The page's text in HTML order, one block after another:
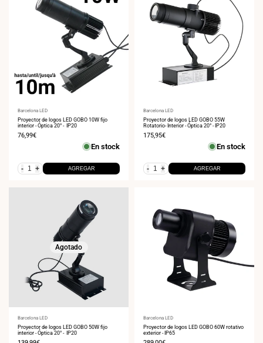
Proveedor:
Barcelona LED
Proyector de logos LED GOBO 10W fijo
interior - Óptica 20° - IP20
Precio
76,99€
En stock
- + AGREGAR
Proveedor:
Barcelona LED
Proyector de logos LED GOBO 55W
Rotatorio- Interior - Óptica 20° - IP20
Precio
175,95€
En stock
- + AGREGAR
Agotado
Proveedor:
Barcelona LED
Proyector de logos LED GOBO 50W fijo
interior - Óptica 20° - IP20
Proveedor:
Barcelona LED
Proyector de logos LED GOBO 60W rotativo
exterior - IP65